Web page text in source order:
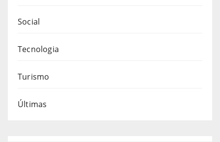
Social
Tecnologia
Turismo
Últimas